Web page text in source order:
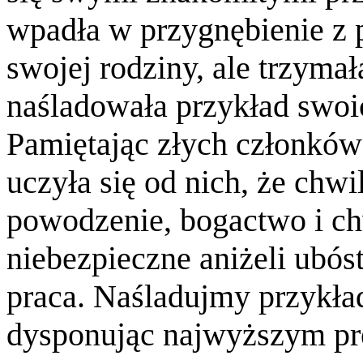
wpadła w przygnębienie z
swojej rodziny, ale
naśladowała przykład
Pamiętając złych
uczyła się od nich, że
powodzenie, bogactwo i
niebezpieczne aniżeli
praca. Naśladujmy
dysponując najwyższym